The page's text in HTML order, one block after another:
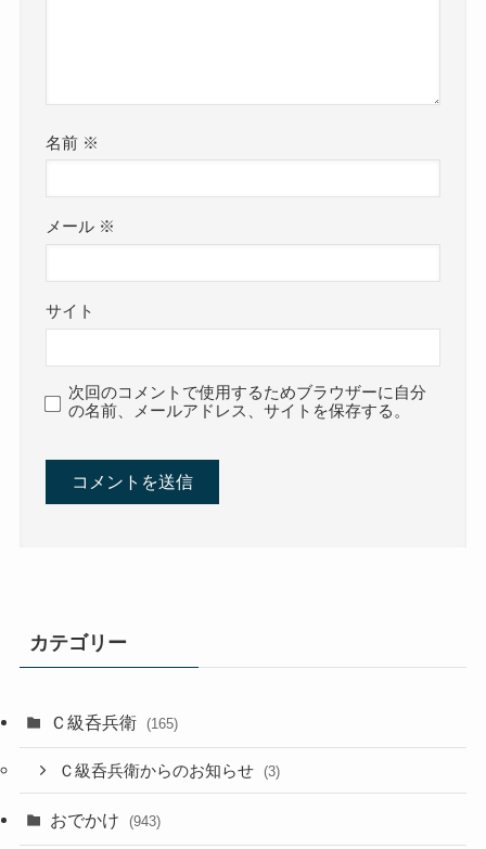
名前 ※
メール ※
サイト
次回のコメントで使用するためブラウザーに自分
の名前、メールアドレス、サイトを保存する。
カテゴリー
Ｃ級呑兵衛 (165)
Ｃ級呑兵衛からのお知らせ (3)
おでかけ (943)